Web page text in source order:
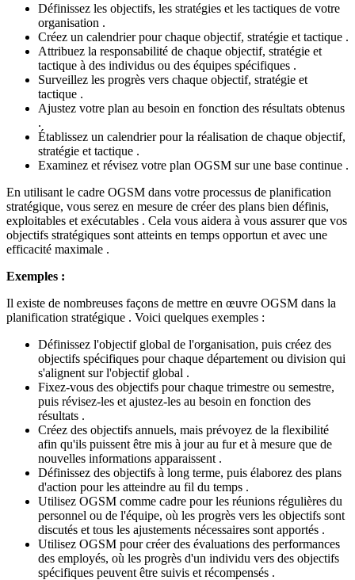
Définissez les objectifs, les stratégies et les tactiques de votre
organisation .
Créez un calendrier pour chaque objectif, stratégie et tactique .
Attribuez la responsabilité de chaque objectif, stratégie et
tactique à des individus ou des équipes spécifiques .
Surveillez les progrès vers chaque objectif, stratégie et
tactique .
Ajustez votre plan au besoin en fonction des résultats obtenus
.
Établissez un calendrier pour la réalisation de chaque objectif,
stratégie et tactique .
Examinez et révisez votre plan OGSM sur une base continue .
En utilisant le cadre OGSM dans votre processus de planification
stratégique, vous serez en mesure de créer des plans bien définis,
exploitables et exécutables . Cela vous aidera à vous assurer que vos
objectifs stratégiques sont atteints en temps opportun et avec une
efficacité maximale .
Exemples :
Il existe de nombreuses façons de mettre en œuvre OGSM dans la
planification stratégique . Voici quelques exemples :
Définissez l'objectif global de l'organisation, puis créez des
objectifs spécifiques pour chaque département ou division qui
s'alignent sur l'objectif global .
Fixez-vous des objectifs pour chaque trimestre ou semestre,
puis révisez-les et ajustez-les au besoin en fonction des
résultats .
Créez des objectifs annuels, mais prévoyez de la flexibilité
afin qu'ils puissent être mis à jour au fur et à mesure que de
nouvelles informations apparaissent .
Définissez des objectifs à long terme, puis élaborez des plans
d'action pour les atteindre au fil du temps .
Utilisez OGSM comme cadre pour les réunions régulières du
personnel ou de l'équipe, où les progrès vers les objectifs sont
discutés et tous les ajustements nécessaires sont apportés .
Utilisez OGSM pour créer des évaluations des performances
des employés, où les progrès d'un individu vers des objectifs
spécifiques peuvent être suivis et récompensés .